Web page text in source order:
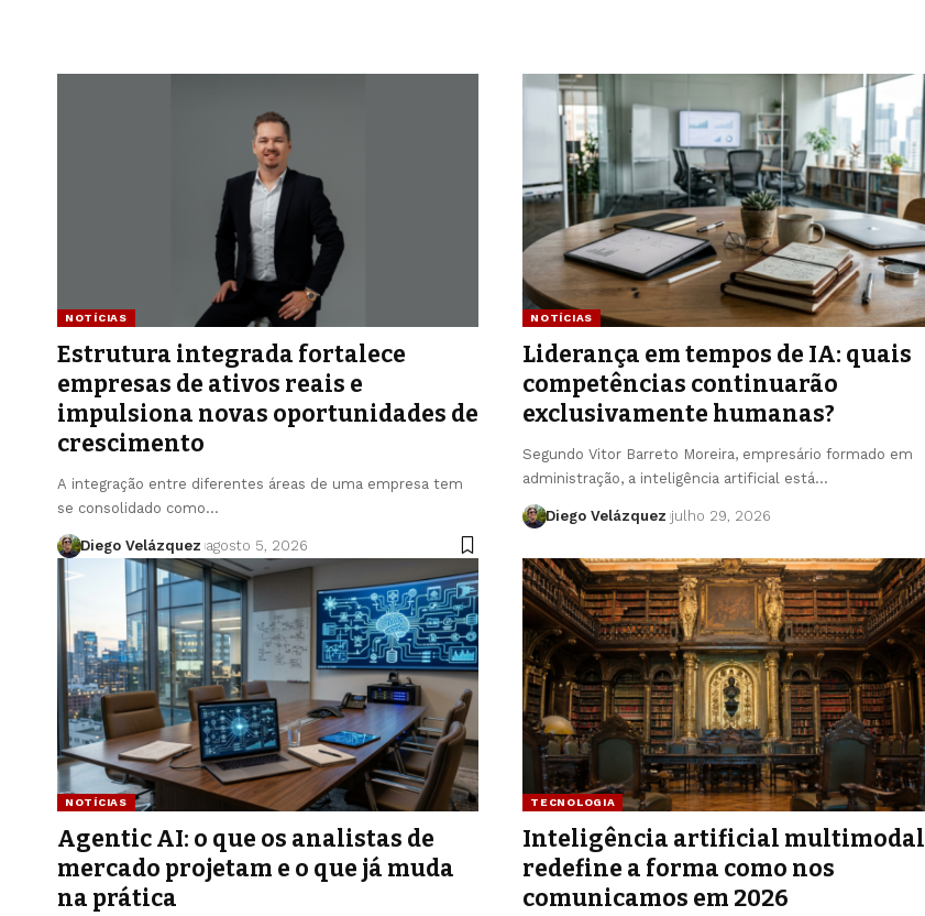
NOTÍCIAS
Estrutura integrada fortalece
empresas de ativos reais e
impulsiona novas oportunidades de
crescimento
A integração entre diferentes áreas de uma empresa tem
se consolidado como…
Diego Velázquez agosto 5, 2026
NOTÍCIAS
Liderança em tempos de IA: quais
competências continuarão
exclusivamente humanas?
Segundo Vitor Barreto Moreira, empresário formado em
administração, a inteligência artificial está…
Diego Velázquez julho 29, 2026
NOTÍCIAS
Agentic AI: o que os analistas de
mercado projetam e o que já muda
na prática
TECNOLOGIA
Inteligência artificial multimodal
redefine a forma como nos
comunicamos em 2026